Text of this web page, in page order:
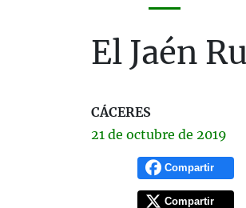
El Jaén
CÁCERES
21 de octubre de 2019
Compartir
Compartir